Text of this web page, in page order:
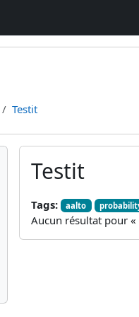
Testit
Testit
Tags: aalto
Aucun résultat pour «